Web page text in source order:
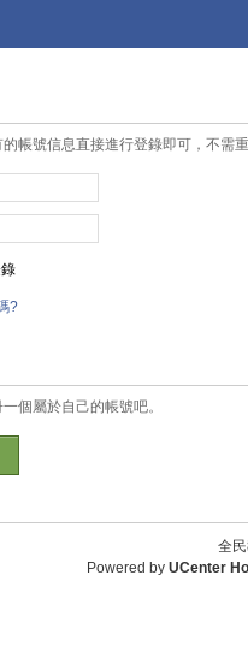
帳號信息直接進行登錄即可，不需
?
個屬於自己的帳號吧。
全
Powered by UCenter